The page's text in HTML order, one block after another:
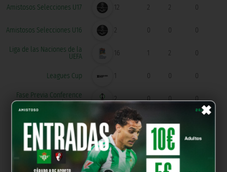
×
Amistosos Selecciones U17 12 2 2 0
Amistosos Selecciones U16 2 0 0 0
Liga de las Naciones de la
UEFA
16 1 2 0
Leagues Cup 1 0 0 0
Fase Previa Conference
League
2 0 0 0
Conference League 2 0 1
Torneo Internacional
Algarve U17
3 0
Trofeo Teresa Herrera 2 0